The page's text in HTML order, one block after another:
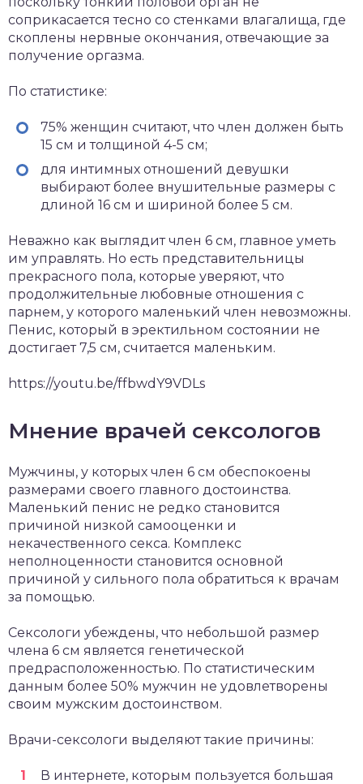
соприкасается тесно со стенками влагалища, где
скоплены нервные окончания, отвечающие за
получение оргазма.
По статистике:
75% женщин считают, что член должен быть
15 см и толщиной 4-5 см;
для интимных отношений девушки
выбирают более внушительные размеры с
длиной 16 см и шириной более 5 см.
Неважно как выглядит член 6 см, главное уметь
им управлять. Но есть представительницы
прекрасного пола, которые уверяют, что
продолжительные любовные отношения с
парнем, у которого маленький член невозможны.
Пенис, который в эректильном состоянии не
достигает 7,5 см, считается маленьким.
https://youtu.be/ffbwdY9VDLs
Мнение врачей сексологов
Мужчины, у которых член 6 см обеспокоены
размерами своего главного достоинства.
Маленький пенис не редко становится
причиной низкой самооценки и
некачественного секса. Комплекс
неполноценности становится основной
причиной у сильного пола обратиться к врачам
за помощью.
Сексологи убеждены, что небольшой размер
члена 6 см является генетической
предрасположенностью. По статистическим
данным более 50% мужчин не удовлетворены
своим мужским достоинством.
Врачи-сексологи выделяют такие причины:
В интернете, которым пользуется большая